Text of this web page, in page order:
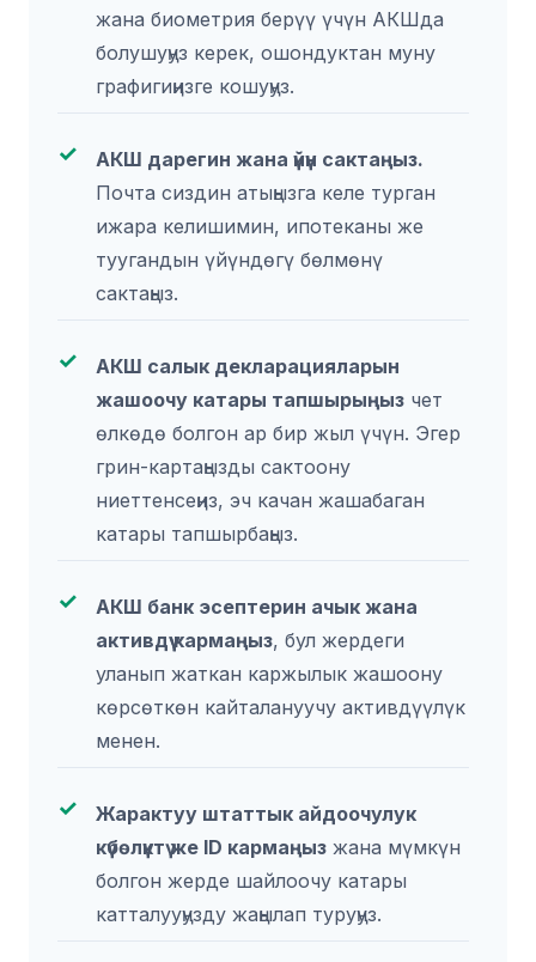
жана биометрия берүү үчүн АКШда
болушуңуз керек, ошондуктан муну
графигиңизге кошуңуз.
АКШ дарегин жана үйүн сактаңыз.
Почта сиздин атыңызга келе турган
ижара келишимин, ипотеканы же
туугандын үйүндөгү бөлмөнү
сактаңыз.
АКШ салык декларацияларын
жашоочу катары тапшырыңыз чет
өлкөдө болгон ар бир жыл үчүн. Эгер
грин-картаңызды сактоону
ниеттенсеңиз, эч качан жашабаган
катары тапшырбаңыз.
АКШ банк эсептерин ачык жана
активдүү кармаңыз, бул жердеги
уланып жаткан каржылык жашоону
көрсөткөн кайталануучу активдүүлүк
менен.
Жарактуу штаттык айдоочулук
күбөлүктү же ID кармаңыз жана мүмкүн
болгон жерде шайлоочу катары
катталууңузду жаңылап туруңуз.